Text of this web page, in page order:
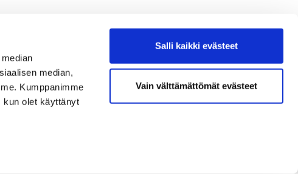
median,
Kumppanimme
kun olet käyttänyt
Salli kaikki evästeet
Vain välttämättömät evästeet